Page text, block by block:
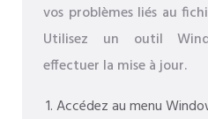
vos problèmes liés au
Utilisez un outil
effectuer la mise à jour.
Accédez au menu